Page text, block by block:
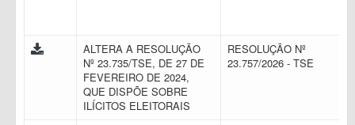
ALTERA A RESOLUÇÃO
Nº 23.735/TSE, DE 27 DE
FEVEREIRO DE 2024,
QUE DISPÕE SOBRE
ILÍCITOS ELEITORAIS
RESOLUÇÃO Nº
23.757/2026 - TSE